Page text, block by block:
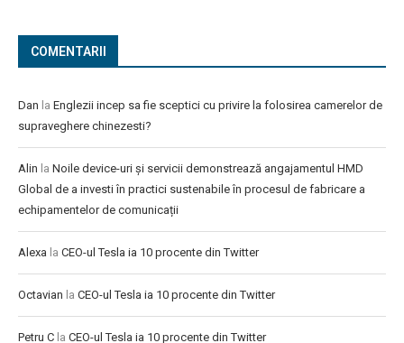
COMENTARII
Dan la Englezii incep sa fie sceptici cu privire la folosirea camerelor de
supraveghere chinezesti?
Alin la Noile device-uri și servicii demonstrează angajamentul HMD
Global de a investi în practici sustenabile în procesul de fabricare a
echipamentelor de comunicații
Alexa la CEO-ul Tesla ia 10 procente din Twitter
Octavian la CEO-ul Tesla ia 10 procente din Twitter
Petru C la CEO-ul Tesla ia 10 procente din Twitter